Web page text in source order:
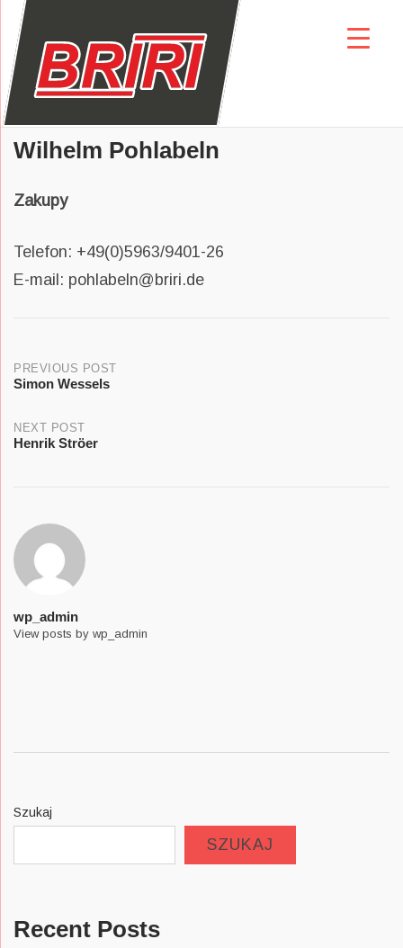
Skip
content
Wilhelm Pohlabeln
Zakupy
Telefon: +49(0)5963/9401-26
E-mail: pohlabeln@briri.de
Post
PREVIOUS POST
Simon Wessels
NEXT POST
Henrik Ströer
wp_admin
View posts by wp_admin
Szukaj
SZUKAJ
Recent Posts